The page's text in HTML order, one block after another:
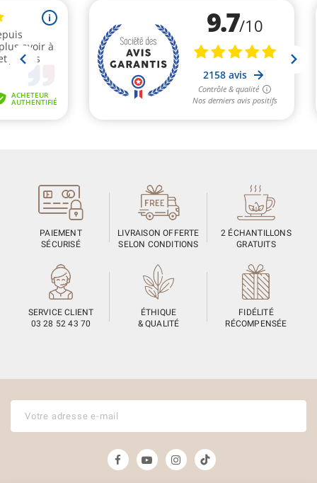
PAIEMENT
SÉCURISÉ
LIVRAISON OFFERTE
SELON CONDITIONS
2 ÉCHANTILLONS
GRATUITS
SERVICE CLIENT
03 28 52 43 70
ÉTHIQUE
& QUALITÉ
FIDÉLITÉ
RÉCOMPENSÉE